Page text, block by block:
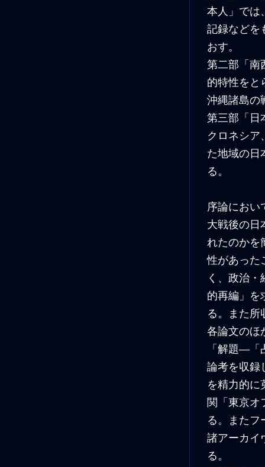
本人」では
記録などを
おす。
第二部「南
的特性をと
沖縄諸島の
第三部「日
クロネシア
た地域の日
る。
序論におい
大戦後の日
れたのかを
性があった
く、政治
的再編」を
る。また所
各論文のほ
「解題―「
論考を収録
を精力的に
関「東京オ
る。またフ
諸アーカイ
る。